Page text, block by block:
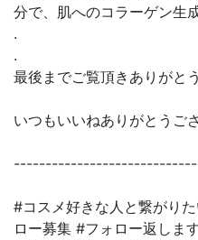
分で、肌へのコラーゲン生
.
.
最後までご覧頂きありがと
いつもいいねありがとうご
#コスメ好きな人と繋がり
ロー募集 #フォロー返しま